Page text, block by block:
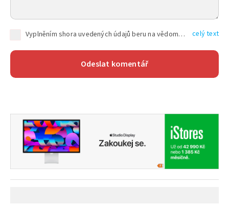
Vyplněním shora uvedených údajů beru na vědomí, že společnost TEXT FACTORY s.r.o., sídlem Brno, Durďákova 336/29, Černá Pole, PSČ: 613 00, IČ: 06157831, zapsané u Krajského soudu v Brně, oddíl C, vložka 100399, bude zpracovávat mé osobní údaje uvedené v rámci mnou vyplněného registračního formuláře na základě oprávněných zájmů TEXT FACTORY s.r.o. dle čl. 6 odst. 1 písm. f) GDPR a pro splnění právních povinností (čl. 6 odst. 1 písm. c) GDPR), a to pro tyto účely: nezbytnost zajistit oprávnění návštěvníka webových stránek provozovaných společností TEXT FACTORY s.r.o. přispívat aktivně ke zveřejněným článkům nebo v rámci diskusních fór a výkon práv TEXT FACTORY s.r.o. jako administrátora těchto diskusních fór. Více informací o zpracování osobních údajů a právech lze nalézt v celý text